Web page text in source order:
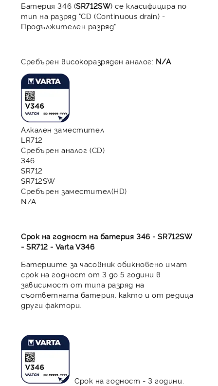
Батерия 346 (SR712SW) се класифицира по
тип на разряд "CD (Continuous drain) -
Продължителен разряд"
Сребърен високоразряден аналог: N/A
Алкален заместител
LR712
Сребърен аналог (CD)
346
SR712
SR712SW
Сребърен заместител(HD)
N/A
Срок на годност на батерия 346 - SR712SW
- SR712 - Varta V346
Батериите за часовник обикновено имат
срок на годност от 3 до 5 години в
зависимост от типа разряд на
съответната батерия, както и от редица
други фактори.
Срок на годност - 3 години.